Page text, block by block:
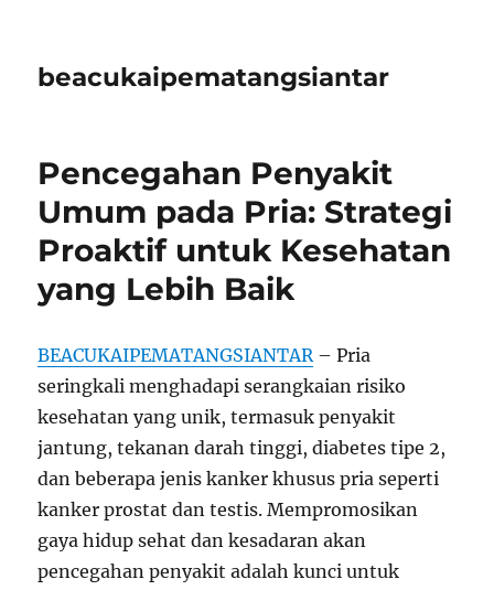
beacukaipematangsiantar
Pencegahan Penyakit
Umum pada Pria: Strategi
Proaktif untuk Kesehatan
yang Lebih Baik
BEACUKAIPEMATANGSIANTAR– Pria
seringkali menghadapi serangkaian risiko
kesehatan yang unik, termasuk penyakit
jantung, tekanan darah tinggi, diabetes tipe 2,
dan beberapa jenis kanker khusus pria seperti
kanker prostat dan testis. Mempromosikan
gaya hidup sehat dan kesadaran akan
pencegahan penyakit adalah kunci untuk